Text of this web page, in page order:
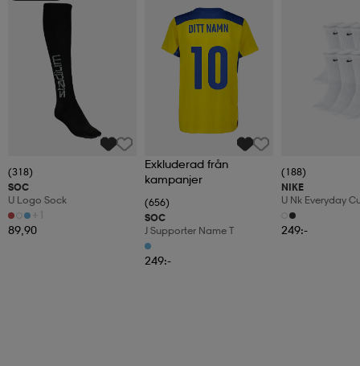
(318)
SOC
U Logo Sock
+1
89,90
Exkluderad från
kampanjer
(656)
SOC
J Supporter Name T
249:-
(188)
NIKE
U Nk Everyday
6pr-Bd
249:-